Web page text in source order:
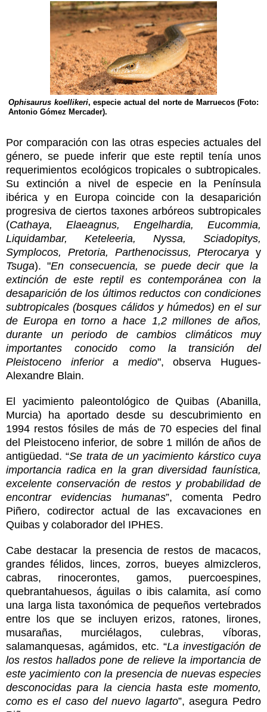
Ophisaurus koellikeri, especie actual del norte de Marruecos (Foto:
Antonio Gómez Mercader).
Por comparación con las otras especies actuales del
género, se puede inferir que este reptil tenía unos
requerimientos ecológicos tropicales o subtropicales.
Su extinción a nivel de especie en la Península
ibérica y en Europa coincide con la desaparición
progresiva de ciertos taxones arbóreos subtropicales
(Cathaya, Elaeagnus, Engelhardia, Eucommia,
Liquidambar, Keteleeria, Nyssa, Sciadopitys,
Symplocos, Pretoria, Parthenocissus, Pterocarya y
Tsuga). "En consecuencia, se puede decir que la
extinción de este reptil es contemporánea con la
desaparición de los últimos reductos con condiciones
subtropicales (bosques cálidos y húmedos) en el sur
de Europa en torno a hace 1,2 millones de años,
durante un periodo de cambios climáticos muy
importantes conocido como la transición del
Pleistoceno inferior a medio", observa Hugues-
Alexandre Blain.
El yacimiento paleontológico de Quibas (Abanilla,
Murcia) ha aportado desde su descubrimiento en
1994 restos fósiles de más de 70 especies del final
del Pleistoceno inferior, de sobre 1 millón de años de
antigüedad. “Se trata de un yacimiento kárstico cuya
importancia radica en la gran diversidad faunística,
excelente conservación de restos y probabilidad de
encontrar evidencias humanas”, comenta Pedro
Piñero, codirector actual de las excavaciones en
Quibas y colaborador del IPHES.
Cabe destacar la presencia de restos de macacos,
grandes félidos, linces, zorros, bueyes almizcleros,
cabras, rinocerontes, gamos, puercoespines,
quebrantahuesos, águilas o ibis calamita, así como
una larga lista taxonómica de pequeños vertebrados
entre los que se incluyen erizos, ratones, lirones,
musarañas, murciélagos, culebras, víboras,
salamanquesas, agámidos, etc. “La investigación de
los restos hallados pone de relieve la importancia de
este yacimiento con la presencia de nuevas especies
desconocidas para la ciencia hasta este momento,
como es el caso del nuevo lagarto”, asegura Pedro